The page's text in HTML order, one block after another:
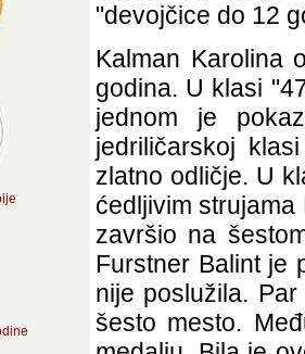
"devojčice do 12
Kalman Karolina
godina. U klasi
jednom je
jedriličarskoj
zlatno odličje. U
ćedljivim
završio na
Furstner Balint je
nije poslužila.
šesto mesto.